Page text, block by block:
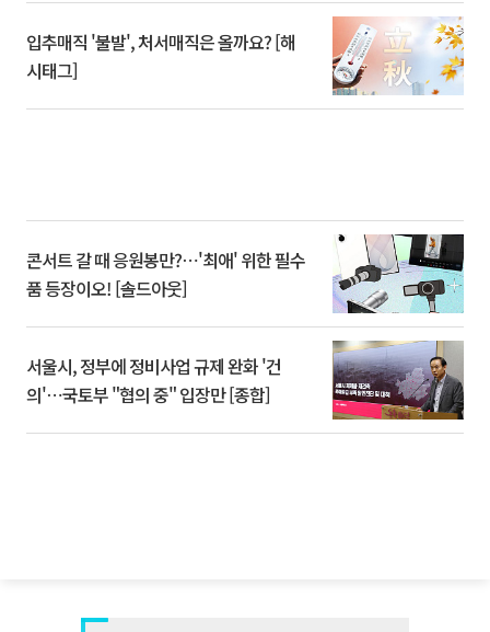
입추매직 '불발', 처서매직은 올까요? [해
시태그]
콘서트 갈 때 응원봉만?⋯'최애' 위한 필수
품 등장이오! [솔드아웃]
서울시, 정부에 정비사업 규제 완화 '건
의'⋯국토부 "협의 중" 입장만 [종합]